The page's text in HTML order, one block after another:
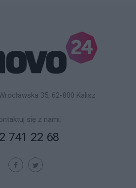
35, 62-800 Kalisz
się z nami:
741 22 68